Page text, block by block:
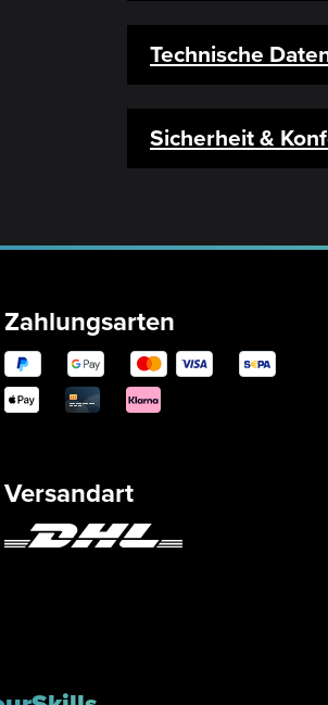
Technische
Sicherheit &
Zahlungsarten
Versandart